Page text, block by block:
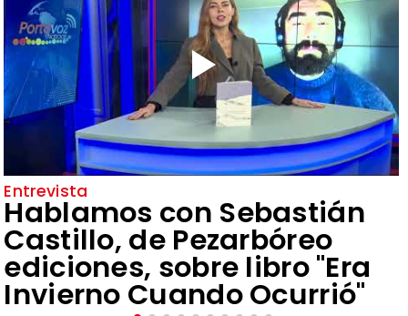
Entrevista
Hablamos con Sebastián
Castillo, de Pezarbóreo
ediciones, sobre libro "Era
Invierno Cuando Ocurrió"